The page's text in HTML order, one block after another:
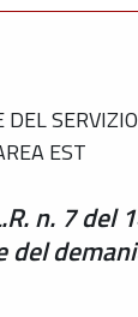
EST
n. 7 del
del